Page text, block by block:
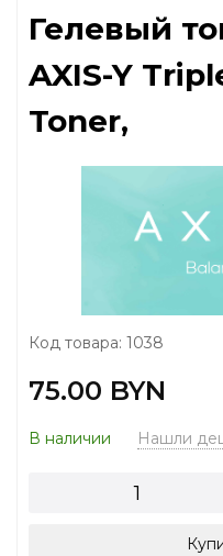
Гелевый
AXIS-Y
Toner,
Код товара: 1038
75.00 BYN
В наличии Нашли